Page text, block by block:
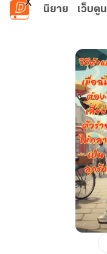
ข้ามไปยังเนื้อหาหลัก
นิยาย เว็บตูน